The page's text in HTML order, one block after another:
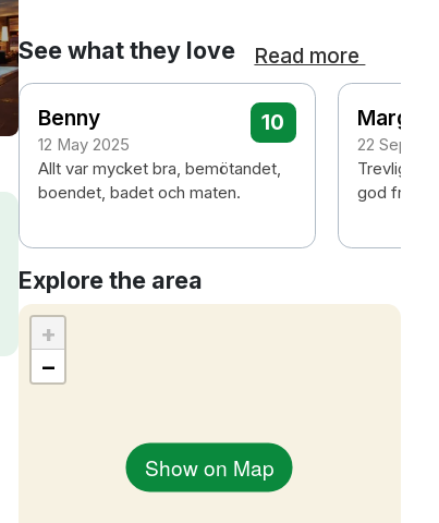
See what they love Read more
Benny
12 May 2025
10
Allt var mycket bra, bemötandet,
boendet, badet och maten.
22
Trevlig
god
Explore the area
Show on Map
+
−